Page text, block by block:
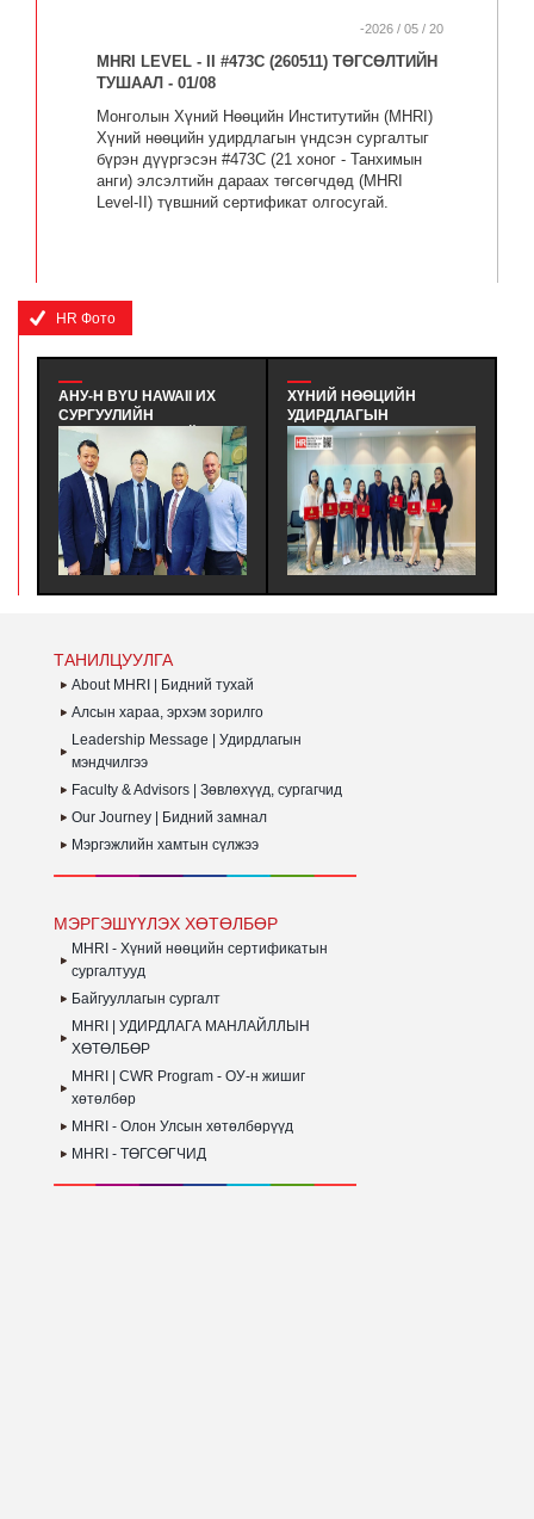
-2026 / 05 / 20
MHRI LEVEL - II #473C (260511) ТӨГСӨЛТИЙН
ТУШААЛ - 01/08
Монголын Хүний Нөөцийн Институтийн (MHRI)
Хүний нөөцийн удирдлагын үндсэн сургалтыг
бүрэн дүүргэсэн #473C (21 хоног - Танхимын
анги) элсэлтийн дараах төгсөгчдөд (MHRI
Level-II) түвшний сертификат олгосугай.
HR Фото
АНУ-Н BYU HAWAII ИХ
СУРГУУЛИЙН
ТӨЛӨӨЛӨГЧИДТЭЙ
УУЛЗАЛТ ХИЙВ - АНУ-Н
BYU HAWAII ИХ
СУРГУУЛИЙН ЭЛСЭЛТ БА
ТӨГСӨЛТИЙН ДАРААХ
КАРЬЕР, ХАМТЫН
АЖИЛЛАГАА ХАРИУЦСАН
ТӨЛӨӨЛӨГЧИДТЭЙ
ХҮНИЙ НӨӨЦИЙН
УДИРДЛАГЫН
МЭРГЭШҮҮЛЭХ ҮНДСЭН
СУРГАЛТЫН ТӨГСӨЛТ
#380 - ХҮНИЙ НӨӨЦИЙН
УДИРДЛАГЫН
МЭРГЭШҮҮЛЭХ ҮНДСЭН
СУРГАЛТЫН MHRI LEVEL-
B #380 ЭЛСЭЛТИЙН
СУРАЛЦАГЧИД
ТАНИЛЦУУЛГА
About MHRI | Бидний тухай
Алсын хараа, эрхэм зорилго
Leadership Message | Удирдлагын
мэндчилгээ
Faculty & Advisors | Зөвлөхүүд, сургагчид
Our Journey | Бидний замнал
Мэргэжлийн хамтын сүлжээ
МЭРГЭШҮҮЛЭХ ХӨТӨЛБӨР
MHRI - Хүний нөөцийн сертификатын
сургалтууд
Байгууллагын сургалт
MHRI | УДИРДЛАГА МАНЛАЙЛЛЫН
ХӨТӨЛБӨР
MHRI | CWR Program - ОУ-н жишиг
хөтөлбөр
MHRI - Олон Улсын хөтөлбөрүүд
MHRI - ТӨГСӨГЧИД